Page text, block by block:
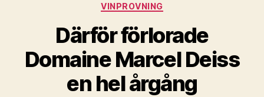
VINPROVNING
Därför förlorade
Domaine Marcel Deiss
en hel årgång